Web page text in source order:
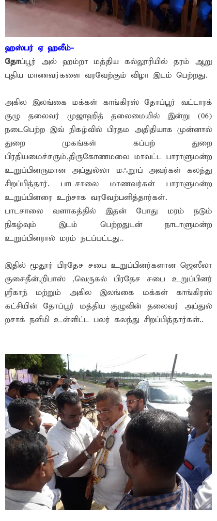
ஹஸ்பர் ஏ ஹலீம்-
தோப்பூர் அல் ஹம்றா மத்திய கல்லூரியில் தரம் ஆறு
புதிய மாணவர்களை வரவேற்கும் விழா இடம் பெற்றது.
அகில இலங்கை மக்கள் காங்கிரஸ் தோப்பூர் வட்டாரக்
குழு தலைவர் முஜாஹித் தலைமையில் இன்று (06)
நடைபெற்ற இவ் நிகழ்வில் பிரதம அதிதியாக முன்னால்
துறை முகங்கள் கப்பற் துறை
பிரதியமைச்சரும்,திருகோணமலை மாவட்ட பாராளுமன்ற
உறுப்பினருமான அப்துல்லா மஃறூப் அவர்கள் கலந்து
சிறப்பித்தார். பாடசாலை மாணவர்கள் பாராளுமன்ற
உறுப்பினரை உற்சாக வரவேற்பளித்தார்கள்.
பாடசாலை வளாகத்தில் இதன் போது மரம் நடும்
நிகழ்வும் இடம் பெற்றதுடன் நாடாளுமன்ற
உறுப்பினரால் மரம் நடப்பட்டது..
இதில் மூதூர் பிரதேச சபை உறுப்பினர்களான ஜெஸீலா
குசைதீன்,றிபாஸ் ,வெருகல் பிரதேச சபை உறுப்பினர்
ஸ்ரீகாந் மற்றும் அகில இலங்கை மக்கள் காங்கிரஸ்
கட்சியின் தோப்பூர் மத்திய குழுவின் தலைவர் அப்துல்
றசாக் நளீமி உள்ளிட்ட பலர் கலந்து சிறப்பித்தார்கள்..